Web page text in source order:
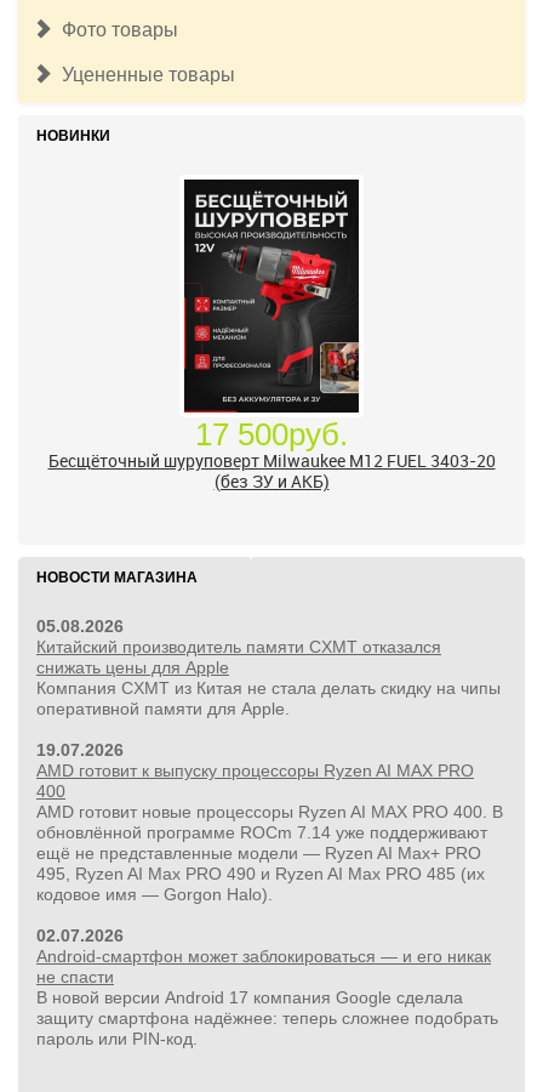
Фото товары
Уцененные товары
НОВИНКИ
17 500руб.
Бесщёточный шуруповерт Milwaukee M12 FUEL 3403-20
(без ЗУ и АКБ)
НОВОСТИ МАГАЗИНА
05.08.2026
Китайский производитель памяти CXMT отказался
снижать цены для Apple
Компания CXMT из Китая не стала делать скидку на чипы
оперативной памяти для Apple.
19.07.2026
AMD готовит к выпуску процессоры Ryzen AI MAX PRO
400
AMD готовит новые процессоры Ryzen AI MAX PRO 400. В
обновлённой программе ROCm 7.14 уже поддерживают
ещё не представленные модели — Ryzen AI Max+ PRO
495, Ryzen AI Max PRO 490 и Ryzen AI Max PRO 485 (их
кодовое имя — Gorgon Halo).
02.07.2026
Android-смартфон может заблокироваться — и его никак
не спасти
В новой версии Android 17 компания Google сделала
защиту смартфона надёжнее: теперь сложнее подобрать
пароль или PIN‑код.